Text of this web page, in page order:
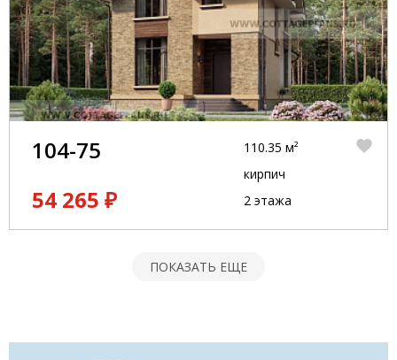
104-75
54 265 ₽
110.35 м²
кирпич
2 этажа
ПОКАЗАТЬ ЕЩЕ